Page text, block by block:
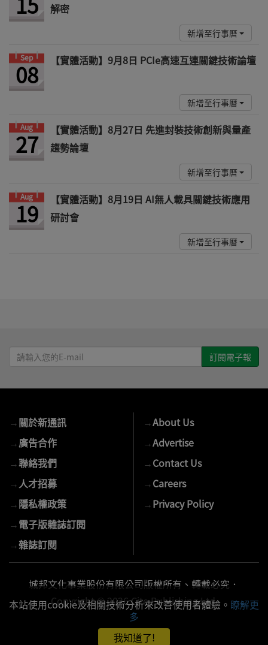
解密
新增至行事曆
Sep
08 【實體活動】9月8日 PCIe高速互連關鍵技術論壇
新增至行事曆
Aug
27
【實體活動】8月27日 先進封裝技術創新與量產
趨勢論壇
新增至行事曆
Aug
19
【實體活動】8月19日 AI無人載具關鍵技術應用
研討會
新增至行事曆
請
輸
E-
mail
→關於新通訊
→廣告合作
→聯絡我們
→ 人才招募
→隱私權政策
→電子版雜誌訂閱
→雜誌訂閱
→About Us
→Advertise
→Contact Us
→Careers
→Privacy Policy
城邦文化事業股份有限公司版權所有、轉載必究．
Copyright © 2026 Cite Publishing Ltd.
本站使用cookie及相關技術分析來改善使用者體驗。 瞭解更
多
我知道了!